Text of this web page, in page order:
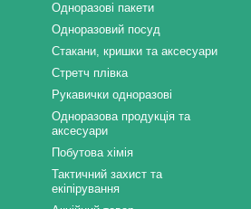
Одноразові пакети
Одноразовий посуд
Стакани, кришки та аксесуари
Стретч плівка
Рукавички одноразові
Одноразова продукція та
аксесуари
Побутова хімія
Тактичний захист та
екіпірування